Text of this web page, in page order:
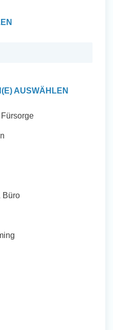
Sammeln
AUSWÄHLEN
Büro